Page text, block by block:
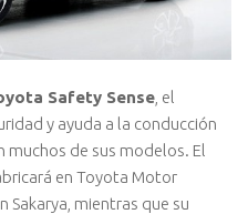
Safety Sense , el
y ayuda a la conducción
de sus modelos. El
en Toyota Motor
Sakarya, mientras que su